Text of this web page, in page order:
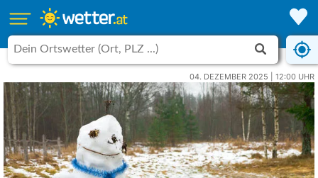
04. DEZEMBER 2025 | 12:00 UHR